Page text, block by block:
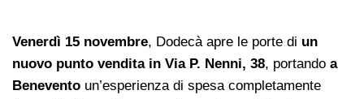
Venerdì 15 novembre, Dodecà apre le porte di un
nuovo punto vendita in Via P. Nenni, 38, portando a
Benevento un’esperienza di spesa completamente